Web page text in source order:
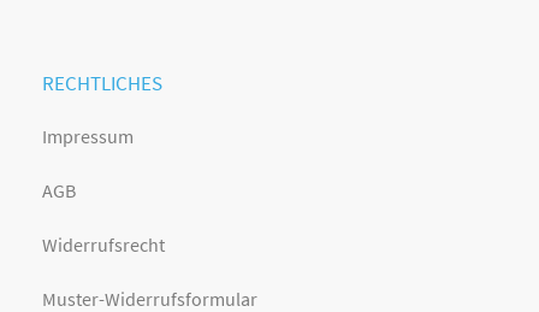
RECHTLICHES
Impressum
AGB
Widerrufsrecht
Muster-Widerrufsformular